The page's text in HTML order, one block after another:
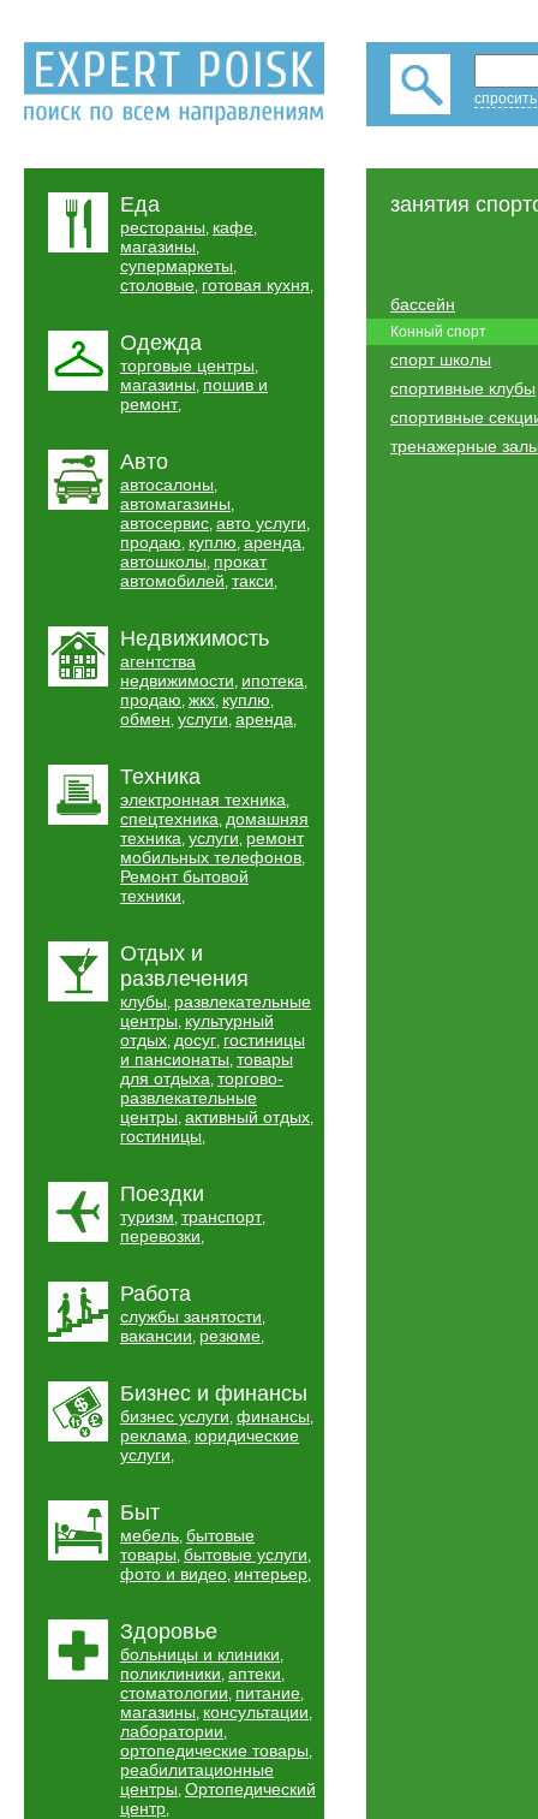
Еда
рестораны, кафе,
магазины,
супермаркеты,
столовые, готовая кухня,
Одежда
торговые центры,
магазины, пошив и
ремонт,
Авто
автосалоны,
автомагазины,
автосервис, авто услуги,
продаю, куплю, аренда,
автошколы, прокат
автомобилей, такси,
Недвижимость
агентства
недвижимости, ипотека,
продаю, жкх, куплю,
обмен, услуги, аренда,
Техника
электронная техника,
спецтехника, домашняя
техника, услуги, ремонт
мобильных телефонов,
Ремонт бытовой
техники,
Отдых и
развлечения
клубы, развлекательные
центры, культурный
отдых, досуг, гостиницы
и пансионаты, товары
для отдыха, торгово-
развлекательные
центры, активный отдых,
гостиницы,
Поездки
туризм, транспорт,
перевозки,
Работа
службы занятости,
вакансии, резюме,
Бизнес и финансы
бизнес услуги, финансы,
реклама, юридические
услуги,
Быт
мебель, бытовые
товары, бытовые услуги,
фото и видео, интерьер,
Здоровье
больницы и клиники,
поликлиники, аптеки,
стоматологии, питание,
магазины, консультации,
лаборатории,
ортопедические товары,
реабилитационные
центры, Ортопедический
центр,
занятия
бассейн
Конный спорт
спорт школы
спортивные клубы
спортивные
тренажерные